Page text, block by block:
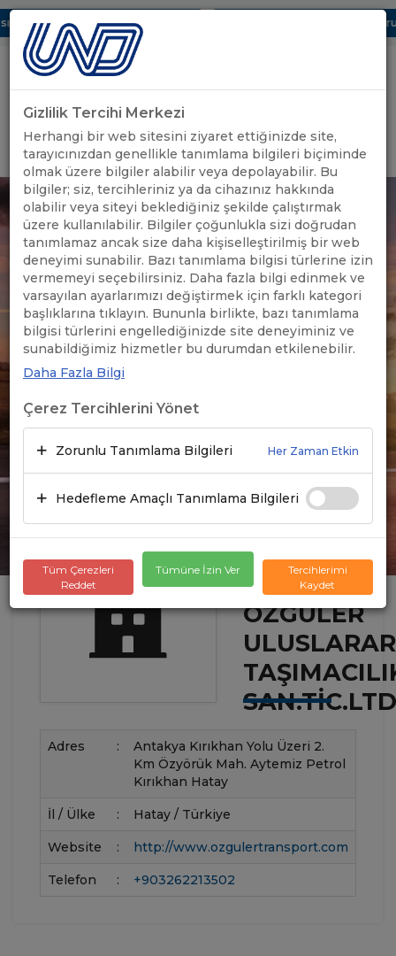
Dijital UBAK Bölümü Hakkında UND, Yunanistan Vize
Uluslararası Nakliyeciler Derneği
GİRİŞ YAP
ÖZGÜLER
Adres :
Antakya Kırıkhan Yolu Üzeri 2.
Km Özyörük Mah. Aytemiz Petrol
Kırıkhan Hatay
İl / Ülke : Hatay / Türkiye
Website : http://www.ozgulertransport.com
Telefon : +903262213502
Gizlilik Tercihi Merkezi
Herhangi bir web sitesini ziyaret ettiğinizde site,
tarayıcınızdan genellikle tanımlama bilgileri biçiminde
olmak üzere bilgiler alabilir veya depolayabilir. Bu
bilgiler; siz, tercihleriniz ya da cihazınız hakkında
olabilir veya siteyi beklediğiniz şekilde çalıştırmak
üzere kullanılabilir. Bilgiler çoğunlukla sizi doğrudan
tanımlamaz ancak size daha kişiselleştirilmiş bir web
deneyimi sunabilir. Bazı tanımlama bilgisi türlerine izin
vermemeyi seçebilirsiniz. Daha fazla bilgi edinmek ve
varsayılan ayarlarımızı değiştirmek için farklı kategori
başlıklarına tıklayın. Bununla birlikte, bazı tanımlama
bilgisi türlerini engellediğinizde site deneyiminiz ve
sunabildiğimiz hizmetler bu durumdan etkilenebilir.
Daha Fazla Bilgi
Çerez Tercihlerini Yönet
Zorunlu Tanımlama Bilgileri Her Zaman Etkin
Hedefleme Amaçlı Tanımlama Bilgileri
Tüm Çerezleri
Reddet
Tümüne İzin Ver
Tercihlerimi
Kaydet